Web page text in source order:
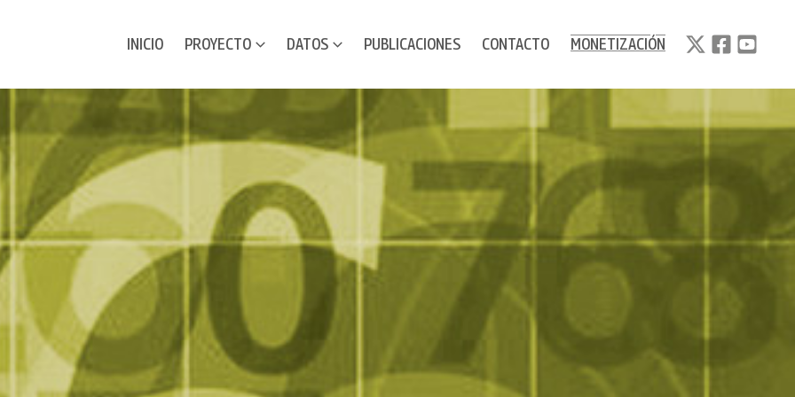
INICIO PROYECTO DATOS PUBLICACIONES CONTACTO MONETIZACIÓN